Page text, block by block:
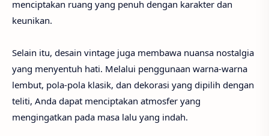
menciptakan ruang yang penuh dengan karakter dan
keunikan.
Selain itu, desain vintage juga membawa nuansa nostalgia
yang menyentuh hati. Melalui penggunaan warna-warna
lembut, pola-pola klasik, dan dekorasi yang dipilih dengan
teliti, Anda dapat menciptakan atmosfer yang
mengingatkan pada masa lalu yang indah.